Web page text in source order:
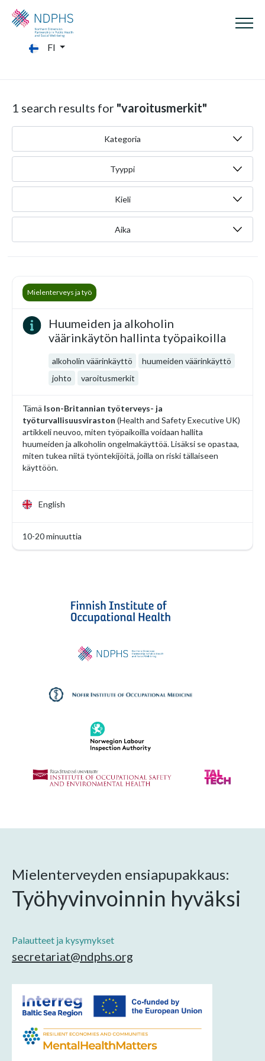
FI
1 search results for "varoitusmerkit"
Kategoria
Tyyppi
Kieli
Aika
Huumeiden ja alkoholin
väärinkäytön hallinta työpaikoilla
alkoholin väärinkäyttö
huumeiden väärinkäyttö
johto
varoitusmerkit
Tämä Ison-Britannian työterveys- ja
työturvallisuusviraston (Health and Safety Executive UK)
artikkeli neuvoo, miten työpaikoilla voidaan hallita
huumeiden ja alkoholin ongelmakäyttöä. Lisäksi se opastaa,
miten tukea niitä työntekijöitä, joilla on riski tällaiseen
käyttöön.
English
10-20 minuuttia
Mielenterveys ja työ
Mielenterveyden ensiapupakkaus:
Työhyvinvoinnin hyväksi
Palautteet ja kysymykset
secretariat@ndphs.org